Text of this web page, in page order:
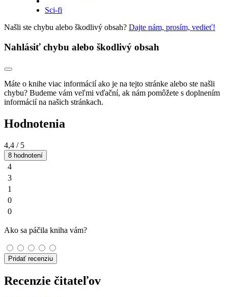
Sci-fi
Našli ste chybu alebo škodlivý obsah? Dajte nám, prosím, vedieť!
Nahlásiť chybu alebo škodlivý obsah
Máte o knihe viac informácií ako je na tejto stránke alebo ste našli
chybu? Budeme vám veľmi vďační, ak nám pomôžete s doplnením
informácií na našich stránkach.
Hodnotenia
4,4 / 5
8 hodnotení
4
3
1
0
0
Ako sa páčila kniha vám?
Pridať recenziu
Recenzie čitateľov